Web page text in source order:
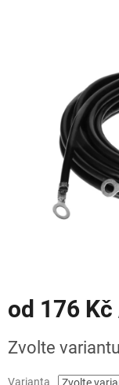
od 176 Kč
cena:
Zvolte variantu
Varianta